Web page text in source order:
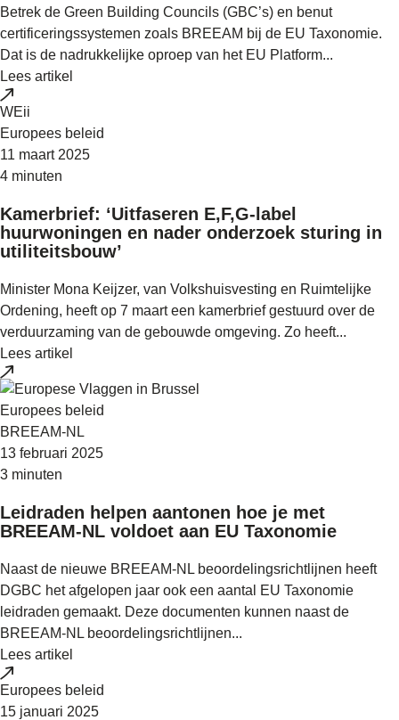
Betrek de Green Building Councils (GBC’s) en benut
certificeringssystemen zoals BREEAM bij de EU Taxonomie.
Dat is de nadrukkelijke oproep van het EU Platform...
Lees artikel
WEii
Europees beleid
11 maart 2025
4 minuten
Kamerbrief: ‘Uitfaseren E,F,G-label
huurwoningen en nader onderzoek sturing in
utiliteitsbouw’
Minister Mona Keijzer, van Volkshuisvesting en Ruimtelijke
Ordening, heeft op 7 maart een kamerbrief gestuurd over de
verduurzaming van de gebouwde omgeving. Zo heeft...
Lees artikel
Europees beleid
BREEAM-NL
13 februari 2025
3 minuten
Leidraden helpen aantonen hoe je met
BREEAM-NL voldoet aan EU Taxonomie
Naast de nieuwe BREEAM-NL beoordelingsrichtlijnen heeft
DGBC het afgelopen jaar ook een aantal EU Taxonomie
leidraden gemaakt. Deze documenten kunnen naast de
BREEAM-NL beoordelingsrichtlijnen...
Lees artikel
Europees beleid
15 januari 2025